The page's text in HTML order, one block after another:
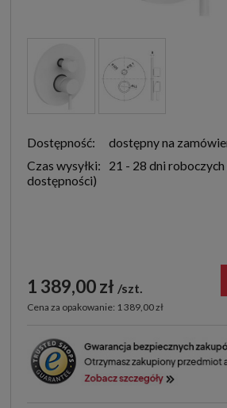
Dostępność:
dostępny na
Czas wysyłki:
21 - 28 dni roboczych
1 389,00 zł szt.
Cena za opakowanie: 1 389,00 zł